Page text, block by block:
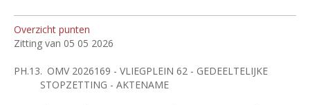
Overzicht punten
Zitting van 05 05 2026
PH.13. OMV 2026169 - VLIEGPLEIN 62 - GEDEELTELIJKE
STOPZETTING - AKTENAME